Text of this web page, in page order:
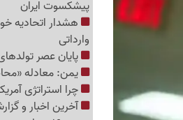
پیشکسوت ایران
هشدار اتحادیه
وارداتی
پایان عصر
یمن: معادله
چرا استراتژی
آخرین اخبار و